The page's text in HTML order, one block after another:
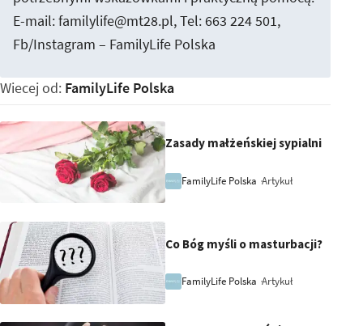
E-mail: familylife@mt28.pl, Tel: 663 224 501,
Fb/Instagram – FamilyLife Polska
Wiecej od: FamilyLife Polska
Zasady małżeńskiej sypialni
FamilyLife Polska Artykuł
Co Bóg myśli o masturbacji?
FamilyLife Polska Artykuł